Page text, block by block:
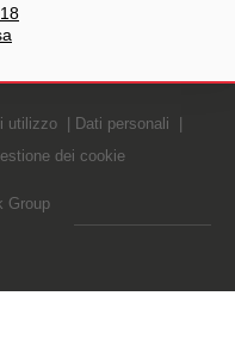
utilizzo
Dati personali
dei cookie
Group